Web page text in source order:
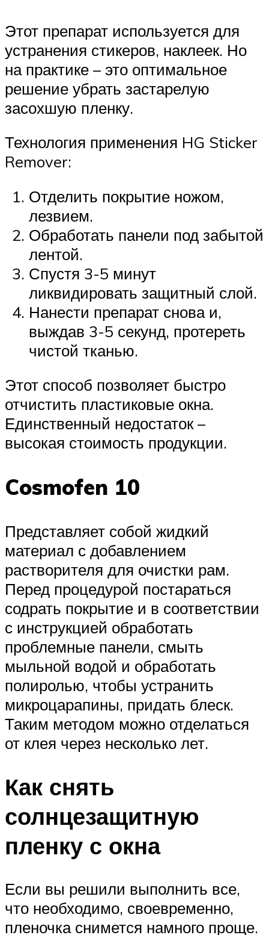
Этот препарат используется для
устранения стикеров, наклеек. Но
на практике – это оптимальное
решение убрать застарелую
засохшую пленку.
Технология применения HG Sticker
Remover:
Отделить покрытие ножом,
лезвием.
Обработать панели под забытой
лентой.
Спустя 3-5 минут
ликвидировать защитный слой.
Нанести препарат снова и,
выждав 3-5 секунд, протереть
чистой тканью.
Этот способ позволяет быстро
отчистить пластиковые окна.
Единственный недостаток –
высокая стоимость продукции.
Cosmofen 10
Представляет собой жидкий
материал с добавлением
растворителя для очистки рам.
Перед процедурой постараться
содрать покрытие и в соответствии
с инструкцией обработать
проблемные панели, смыть
мыльной водой и обработать
полиролью, чтобы устранить
микроцарапины, придать блеск.
Таким методом можно отделаться
от клея через несколько лет.
Как снять
солнцезащитную
пленку с окна
Если вы решили выполнить все,
что необходимо, своевременно,
пленочка снимется намного проще.